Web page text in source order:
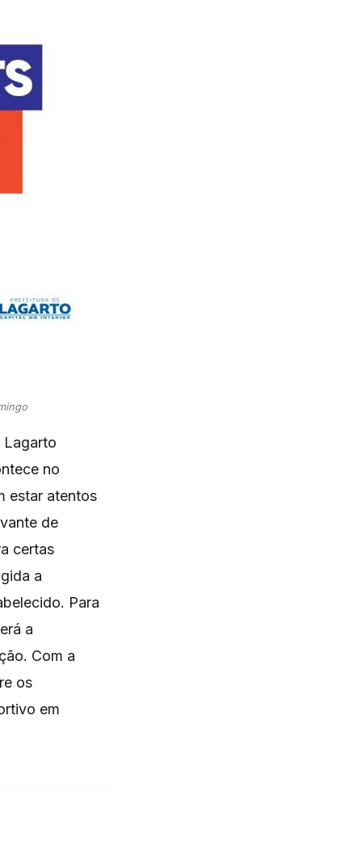
Lagarto
no
estar atentos
de
certas
a
Para
a
Com a
os
em